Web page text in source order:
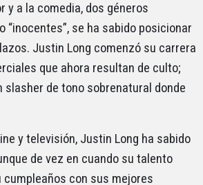
a la comedia, dos géneros
se ha sabido posicionar
Justin Long comenzó su carrera
que ahora resultan de culto;
slasher de tono sobrenatural donde
y televisión, Justin Long ha sabido
de vez en cuando su talento
con sus mejores